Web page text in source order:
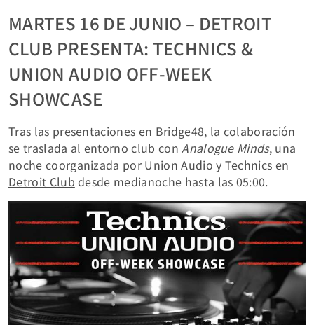
MARTES 16 DE JUNIO – DETROIT
CLUB PRESENTA: TECHNICS &
UNION AUDIO OFF-WEEK
SHOWCASE
Tras las presentaciones en Bridge48, la colaboración
se traslada al entorno club conAnalogue Minds, una
noche coorganizada por Union Audio y Technics en
Detroit Club desde medianoche hasta las 05:00.